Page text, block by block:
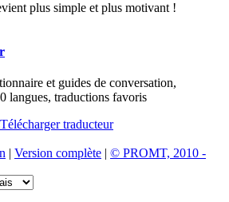
plus simple et plus motivant !
et guides de conversation,
langues, traductions favoris
| Version complète | © PROMT, 2010 -